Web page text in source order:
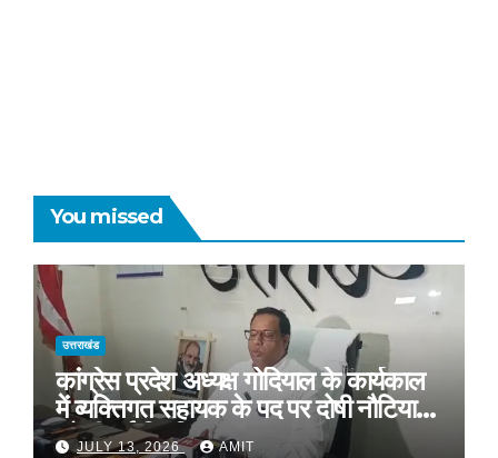
You missed
उत्तराखंड
कांग्रेस प्रदेश अध्यक्ष गोदियाल के कार्यकाल
में व्यक्तिगत सहायक के पद पर दोषी नौटियाल
को दी गई नियुक्ति*
JULY 13, 2026 AMIT